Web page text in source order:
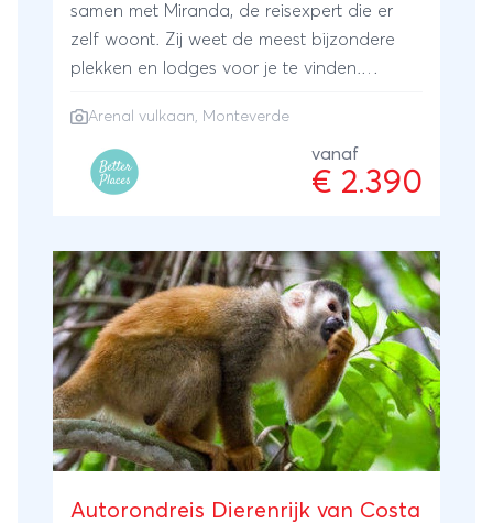
samen met Miranda, de reisexpert die er
zelf woont. Zij weet de meest bijzondere
plekken en lodges voor je te vinden.
bewonder de Arenal vulkaan, spot
zeeschildpadden en kom tot rust aan de
Caribische kust. ANVR/SGR
Arenal vulkaan, Monteverde
vanaf
€ 2.390
Autorondreis Dierenrijk van Costa